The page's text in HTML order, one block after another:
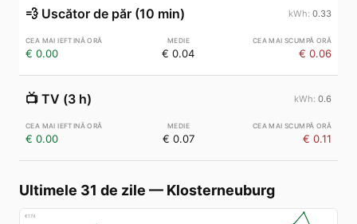
💨 Uscător de păr (10 min) 0.33
€ 0.00 € 0.04 € 0.06
📺 TV (3 h) 0.6
€ 0.00 € 0.07 € 0.11
Ultimele 31 de zile — Klosterneuburg
€174